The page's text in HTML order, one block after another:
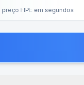
FIPE em segundos